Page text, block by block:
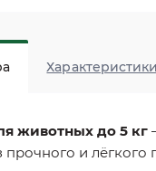
Характеристики
животных до 5 кг
и лёгкого